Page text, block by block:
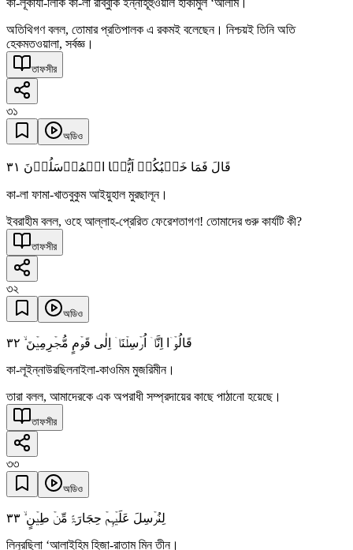
অতিথিগণ বলল, তোমার প্রতিপালক এ রকমই বলেছেন। নিশ্চয়ই তিনি অতি
হেকমতওয়ালা, সর্বজ্ঞ।
তাফসীর
৩১
অডিও
قَالَ فَمَا خَطۡبُکُمۡ اَیُّہَا الۡمُرۡسَلُوۡنَ ٣١
কা-লা ফামা-খাতবুকুম আইয়ুহাল মুরছালূন।
ইবরাহীম বলল, ওহে আল্লাহ-প্রেরিত ফেরেশতাগণ! তোমাদের গুরু কার্যটি কী?
তাফসীর
৩২
অডিও
قَالُوۡۤا اِنَّاۤ اُرۡسِلۡنَاۤ اِلٰی قَوۡمٍ مُّجۡرِمِیۡنَ ۙ ٣٢
কা-লূইন্নাউরছিলনাইলা-কাওমিম মুজরিমীন।
তারা বলল, আমাদেরকে এক অপরাধী সম্প্রদায়ের কাছে পাঠানো হয়েছে।
তাফসীর
৩৩
অডিও
لِنُرۡسِلَ عَلَیۡہِمۡ حِجَارَۃً مِّنۡ طِیۡنٍ ۙ ٣٣
লিনুরছিলা ‘আলাইহিম হিজা-রাতাম মিন তীন।